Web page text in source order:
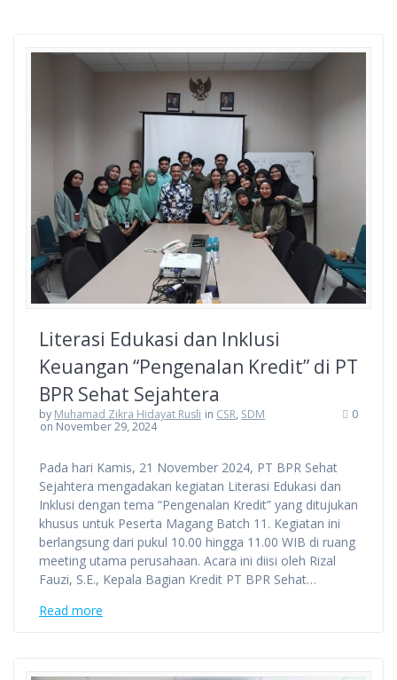
Literasi Edukasi dan Inklusi
Keuangan “Pengenalan Kredit” di PT
BPR Sehat Sejahtera
by Muhamad Zikra Hidayat Rusli in CSR, SDM
on November 29, 2024
0
Pada hari Kamis, 21 November 2024, PT BPR Sehat
Sejahtera mengadakan kegiatan Literasi Edukasi dan
Inklusi dengan tema “Pengenalan Kredit” yang ditujukan
khusus untuk Peserta Magang Batch 11. Kegiatan ini
berlangsung dari pukul 10.00 hingga 11.00 WIB di ruang
meeting utama perusahaan. Acara ini diisi oleh Rizal
Fauzi, S.E., Kepala Bagian Kredit PT BPR Sehat…
Read more